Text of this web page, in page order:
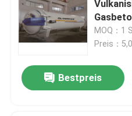
Kohlenstoff-
Chemische Druckbehälter
Φ2m
MOQ：1
Preis：
Bestpreis